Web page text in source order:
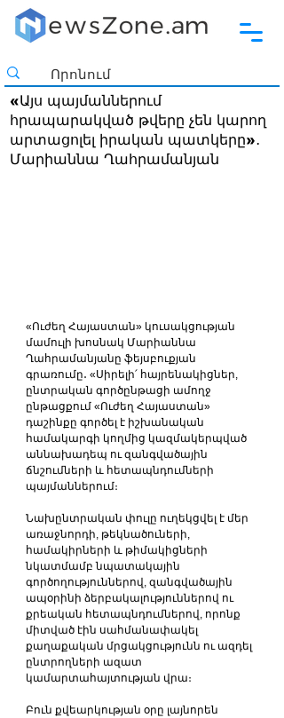
«Այս պայմաններում
հրապարակված թվերը չեն կարող
արտացոլել իրական պատկերը»․
Մարիաննա Ղահրամանյան
«Ուժեղ Հայաստան» կուսակցության
մամուլի խոսնակ Մարիաննա
Ղահրամանյանը ֆեյսբուքյան
գրառումը․ «Սիրելի՛ հայրենակիցներ,
ընտրական գործընթացի ամողջ
ընթացքում «Ուժեղ Հայաստան»
դաշինքը գործել է իշխանական
համակարգի կողմից կազմակերպված
աննախադեպ ու զանգվածային
ճնշումների և հետապնդումների
պայմաններում։
Նախընտրական փուլը ուղեկցվել է մեր
առաջնորդի, թեկնածուների,
համակիրների և թիմակիցների
նկատմամբ նպատակային
գործողություններով, զանգվածային
ապօրինի ձերբակալություններով ու
քրեական հետապնդումներով, որոնք
միտված էին սահմանափակել
քաղաքական մրցակցությունն ու ազդել
ընտրողների ազատ
կամարտահայտության վրա։
Բուն քվեարկության օրը լայնորեն